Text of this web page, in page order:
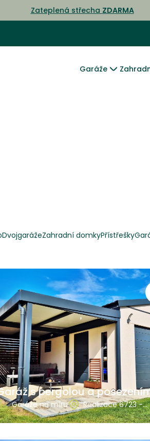
Zateplená střecha ZDARMA
Garáže
DvojgarážeZahradní domkyPřístřešky
s pergolou a
Garáže na míru
Realizace 6723 -
Ústecký kraj